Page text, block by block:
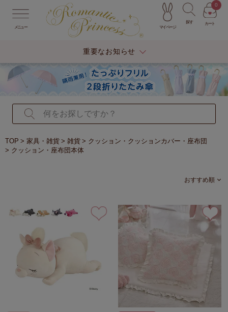
メニュー マイページ
探す カート
0
重要なお知らせ
TOP 家具・雑貨 雑貨
クッション・クッションカバー・座布団
クッション・座布団本体
おすすめ順